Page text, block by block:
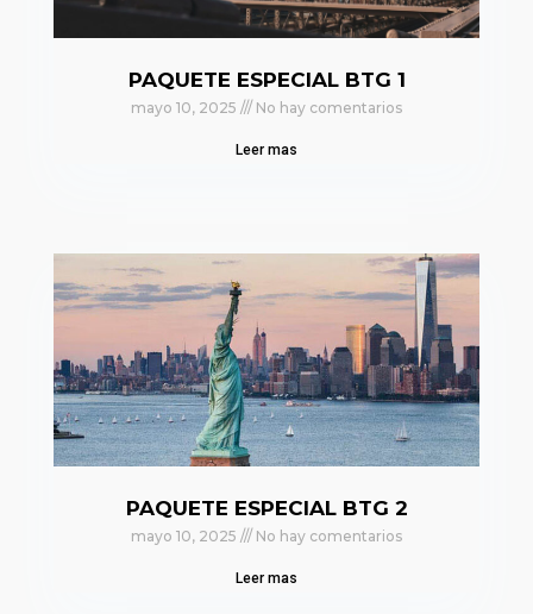
PAQUETE ESPECIAL BTG 1
mayo 10, 2025 No hay comentarios
Leer mas
PAQUETE ESPECIAL BTG 2
mayo 10, 2025 No hay comentarios
Leer mas